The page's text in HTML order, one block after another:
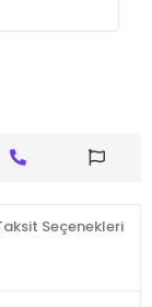
Seçenekleri